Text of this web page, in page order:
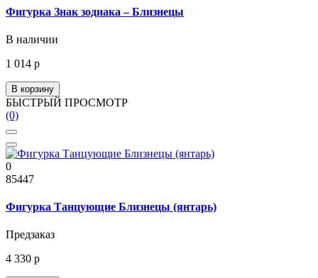
Фигурка Знак зодиака – Близнецы
В наличии
1 014 р
В корзину
БЫСТРЫЙ ПРОСМОТР
(0)
0
85447
Фигурка Танцующие Близнецы (янтарь)
Предзаказ
4 330 р